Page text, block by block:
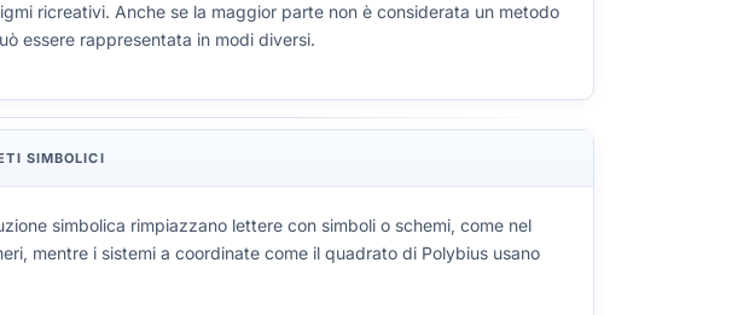
ricreativi. Anche se la maggior parte non è considerata un metodo
essere rappresentata in modi diversi.
SIMBOLICI
simbolica rimpiazzano lettere con simboli o schemi, come nel
mentre i sistemi a coordinate come il quadrato di Polybius usano